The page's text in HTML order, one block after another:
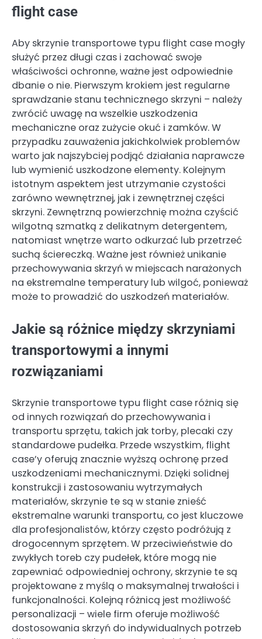
flight case
Aby skrzynie transportowe typu flight case mogły
służyć przez długi czas i zachować swoje
właściwości ochronne, ważne jest odpowiednie
dbanie o nie. Pierwszym krokiem jest regularne
sprawdzanie stanu technicznego skrzyni – należy
zwrócić uwagę na wszelkie uszkodzenia
mechaniczne oraz zużycie okuć i zamków. W
przypadku zauważenia jakichkolwiek problemów
warto jak najszybciej podjąć działania naprawcze
lub wymienić uszkodzone elementy. Kolejnym
istotnym aspektem jest utrzymanie czystości
zarówno wewnętrznej, jak i zewnętrznej części
skrzyni. Zewnętrzną powierzchnię można czyścić
wilgotną szmatką z delikatnym detergentem,
natomiast wnętrze warto odkurzać lub przetrzeć
suchą ściereczką. Ważne jest również unikanie
przechowywania skrzyń w miejscach narażonych
na ekstremalne temperatury lub wilgoć, ponieważ
może to prowadzić do uszkodzeń materiałów.
Jakie są różnice między skrzyniami
transportowymi a innymi
rozwiązaniami
Skrzynie transportowe typu flight case różnią się
od innych rozwiązań do przechowywania i
transportu sprzętu, takich jak torby, plecaki czy
standardowe pudełka. Przede wszystkim, flight
case’y oferują znacznie wyższą ochronę przed
uszkodzeniami mechanicznymi. Dzięki solidnej
konstrukcji i zastosowaniu wytrzymałych
materiałów, skrzynie te są w stanie znieść
ekstremalne warunki transportu, co jest kluczowe
dla profesjonalistów, którzy często podróżują z
drogocennym sprzętem. W przeciwieństwie do
zwykłych toreb czy pudełek, które mogą nie
zapewniać odpowiedniej ochrony, skrzynie te są
projektowane z myślą o maksymalnej trwałości i
funkcjonalności. Kolejną różnicą jest możliwość
personalizacji – wiele firm oferuje możliwość
dostosowania skrzyń do indywidualnych potrzeb